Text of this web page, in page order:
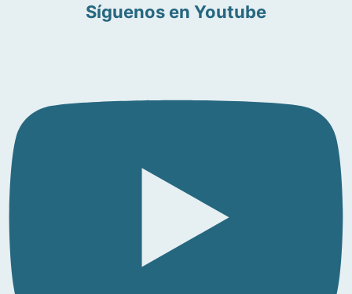
Síguenos en Youtube